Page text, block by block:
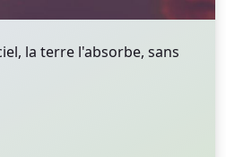
la terre l'absorbe, sans